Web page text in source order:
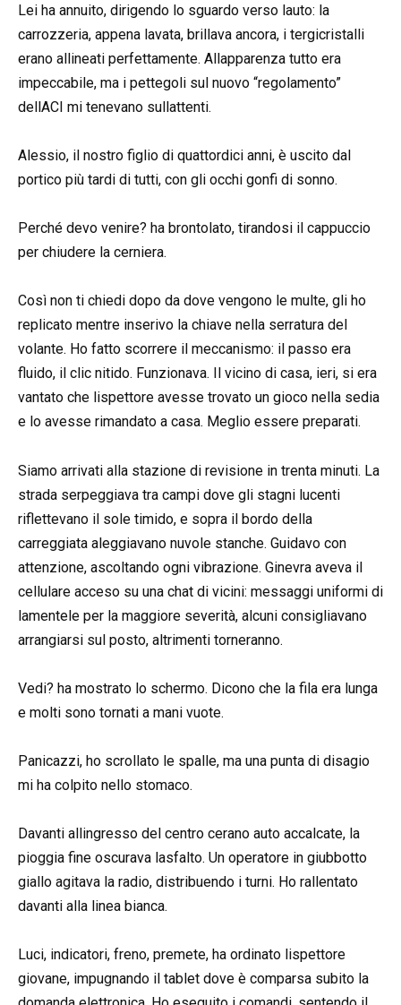
Lei ha annuito, dirigendo lo sguardo verso lauto: la
carrozzeria, appena lavata, brillava ancora, i tergicristalli
erano allineati perfettamente. Allapparenza tutto era
impeccabile, ma i pettegoli sul nuovo “regolamento”
dellACI mi tenevano sullattenti.
Alessio, il nostro figlio di quattordici anni, è uscito dal
portico più tardi di tutti, con gli occhi gonfi di sonno.
Perché devo venire? ha brontolato, tirandosi il cappuccio
per chiudere la cerniera.
Così non ti chiedi dopo da dove vengono le multe, gli ho
replicato mentre inserivo la chiave nella serratura del
volante. Ho fatto scorrere il meccanismo: il passo era
fluido, il clic nitido. Funzionava. Il vicino di casa, ieri, si era
vantato che lispettore avesse trovato un gioco nella sedia
e lo avesse rimandato a casa. Meglio essere preparati.
Siamo arrivati alla stazione di revisione in trenta minuti. La
strada serpeggiava tra campi dove gli stagni lucenti
riflettevano il sole timido, e sopra il bordo della
carreggiata aleggiavano nuvole stanche. Guidavo con
attenzione, ascoltando ogni vibrazione. Ginevra aveva il
cellulare acceso su una chat di vicini: messaggi uniformi di
lamentele per la maggiore severità, alcuni consigliavano
arrangiarsi sul posto, altrimenti torneranno.
Vedi? ha mostrato lo schermo. Dicono che la fila era lunga
e molti sono tornati a mani vuote.
Panicazzi, ho scrollato le spalle, ma una punta di disagio
mi ha colpito nello stomaco.
Davanti allingresso del centro cerano auto accalcate, la
pioggia fine oscurava lasfalto. Un operatore in giubbotto
giallo agitava la radio, distribuendo i turni. Ho rallentato
davanti alla linea bianca.
Luci, indicatori, freno, premete, ha ordinato lispettore
giovane, impugnando il tablet dove è comparsa subito la